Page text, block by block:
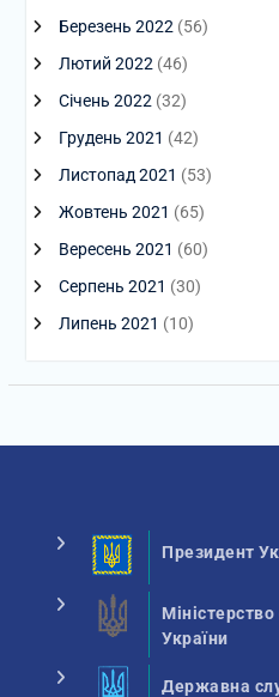
Березень 2022 (56)
Лютий 2022 (46)
Січень 2022 (32)
Грудень 2021 (42)
Листопад 2021 (53)
Жовтень 2021 (65)
Вересень 2021 (60)
Серпень 2021 (30)
Липень 2021 (10)
Президент
України
Державна